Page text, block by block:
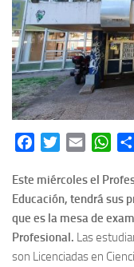
FacebookTwitterEmail
Este miércoles el
Educación, tendrá sus
que es la mesa de
Profesional. Las
son Licenciadas en